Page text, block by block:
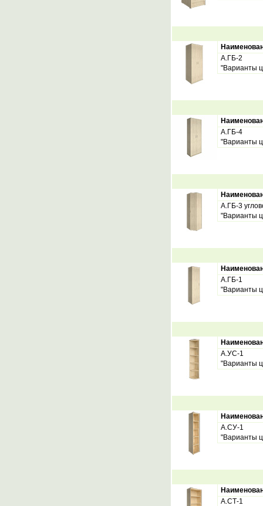
А.ГБ-2
"Варианты
А.ГБ-4
"Варианты
А.ГБ-3
"Варианты
А.ГБ-1
"Варианты
А.УС-1
"Варианты
А.СУ-1
"Варианты
А.СТ-1